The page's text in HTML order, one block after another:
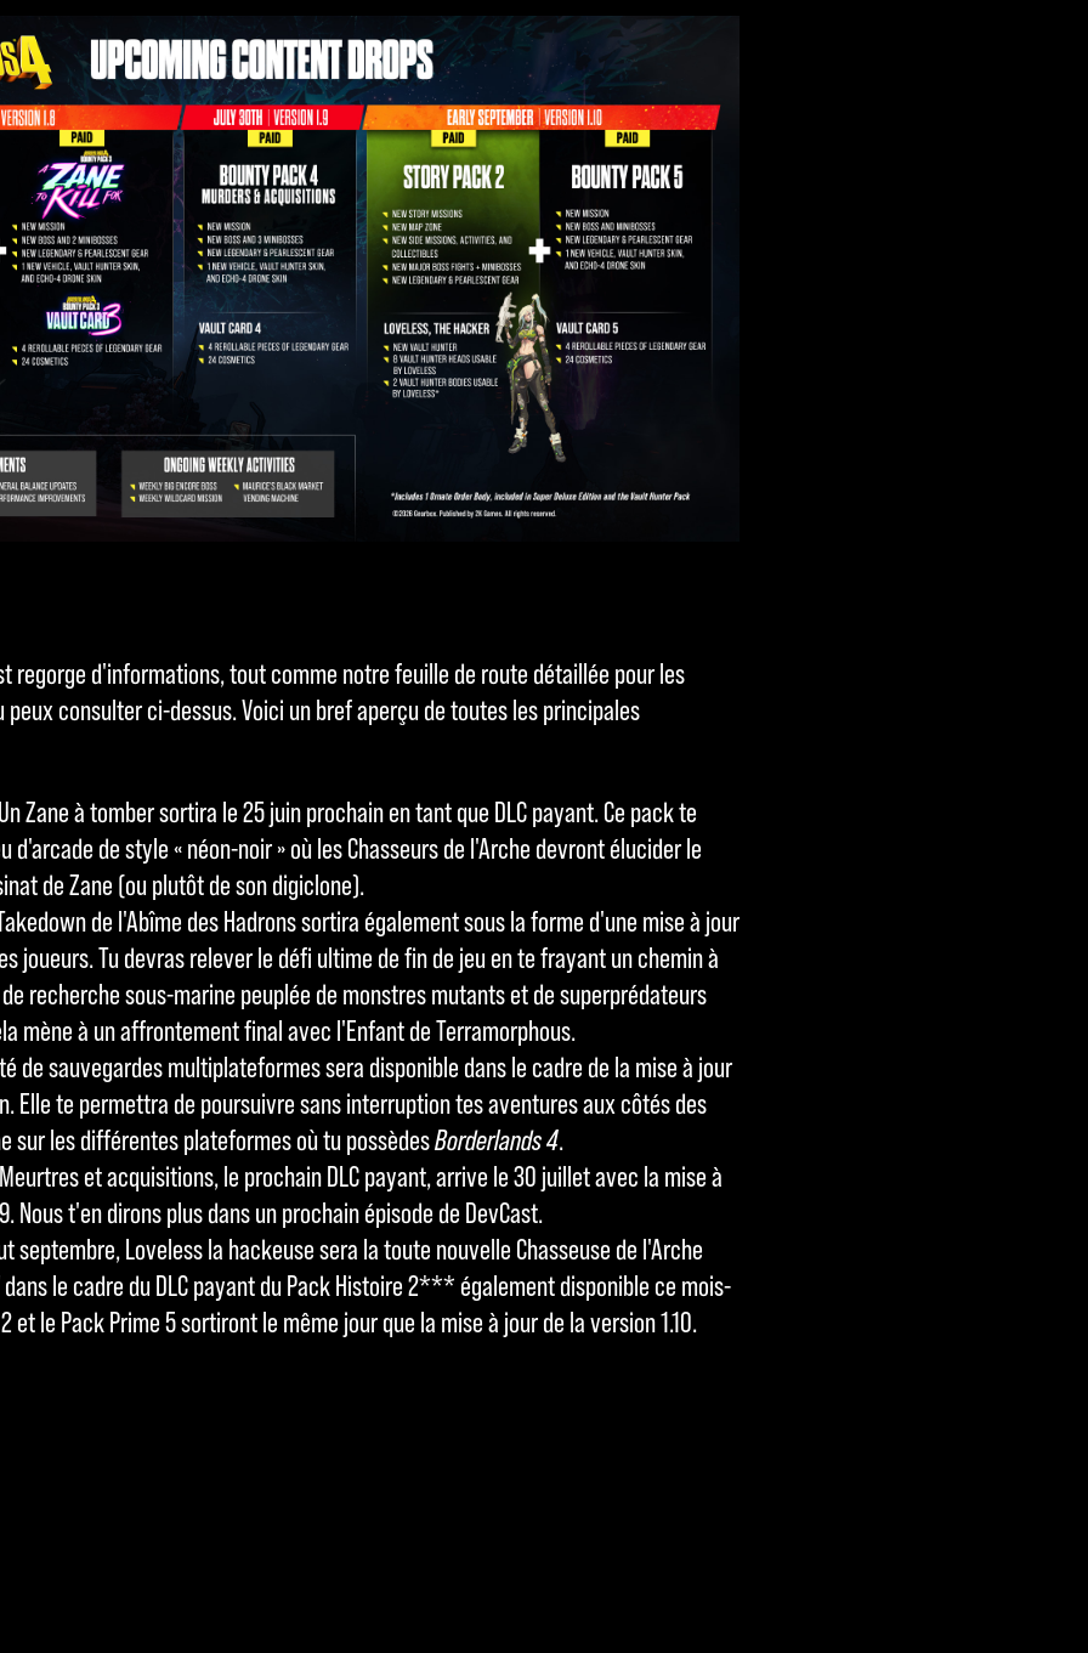
regorge d'informations, tout comme notre feuille de route détaillée pour les
peux consulter ci-dessus. Voici un bref aperçu de toutes les principales
Zane à tomber sortira le 25 juin prochain en tant que DLC payant. Ce pack te
d'arcade de style « néon-noir » où les Chasseurs de l'Arche devront élucider le
de Zane (ou plutôt de son digiclone).
de l'Abîme des Hadrons sortira également sous la forme d'une mise à jour
joueurs. Tu devras relever le défi ultime de fin de jeu en te frayant un chemin à
recherche sous-marine peuplée de monstres mutants et de superprédateurs
mène à un affrontement final avec l'Enfant de Terramorphous.
de sauvegardes multiplateformes sera disponible dans le cadre de la mise à jour
Elle te permettra de poursuivre sans interruption tes aventures aux côtés des
sur les différentes plateformes où tu possèdesBorderlands 4.
et acquisitions, le prochain DLC payant, arrive le 30 juillet avec la mise à
Nous t'en dirons plus dans un prochain épisode de DevCast.
septembre, Loveless la hackeuse sera la toute nouvelle Chasseuse de l'Arche
dans le cadre du DLC payant du Pack Histoire 2*** également disponible ce mois-
et le Pack Prime 5 sortiront le même jour que la mise à jour de la version 1.10.